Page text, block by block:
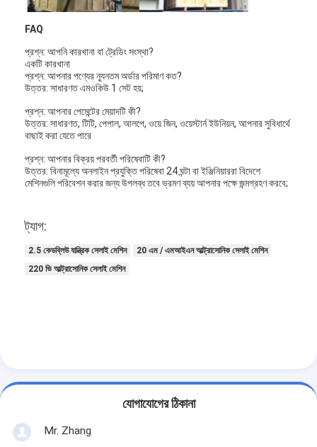
পণ্য
আমাদের সম্পর্কে
FAQ
প্রশ্ন: আপনি কারখানা বা ট্রেডিং সংস্থা?
একটি কারখানা
প্রশ্ন: আপনার পণ্যের ন্যূনতম অর্ডার পরিমাণ কত?
উত্তর: সাধারণত এমওকিউ 1 সেট হয়;
প্রশ্ন: আপনার পেমেন্টের মেয়াদটি কী?
উত্তর: সাধারণত, টিটি, পেপাল, আলপে, ওয়ে জিন, ওয়েস্টার্ন ইউনিয়ন, আপনার সুবিধার্থে
বাছাই করা যেতে পারে
প্রশ্ন: আপনার বিক্রয় পরবর্তী পরিষেবাটি কী?
উত্তর: বিনামূল্যে অনলাইন প্রযুক্তি পরিষেবা 24 ঘন্টা বা ইঞ্জিনিয়াররা বিদেশে
মেশিনগুলি পরিবেশন করার জন্য উপলব্ধ তবে ভ্রমণ ব্যয় আপনার পক্ষে জন্মগ্রহণ করবে;
ট্যাগ:
2.5 কেডব্লিউ যান্ত্রিক সেলাই মেশিন
20 এম / এমআইএন আল্ট্রাসোনিক সেলাই মেশিন
220 ভি আল্ট্রাসোনিক সেলাই মেশিন
যোগাযোগের ঠিকানা
Mr. Zhang